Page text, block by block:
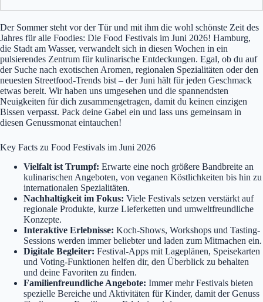
Der Sommer steht vor der Tür und mit ihm die wohl schönste Zeit des
Jahres für alle Foodies: Die Food Festivals im Juni 2026! Hamburg,
die Stadt am Wasser, verwandelt sich in diesen Wochen in ein
pulsierendes Zentrum für kulinarische Entdeckungen. Egal, ob du auf
der Suche nach exotischen Aromen, regionalen Spezialitäten oder den
neuesten Streetfood-Trends bist – der Juni hält für jeden Geschmack
etwas bereit. Wir haben uns umgesehen und die spannendsten
Neuigkeiten für dich zusammengetragen, damit du keinen einzigen
Bissen verpasst. Pack deine Gabel ein und lass uns gemeinsam in
diesen Genussmonat eintauchen!
Key Facts zu Food Festivals im Juni 2026
Vielfalt ist Trumpf: Erwarte eine noch größere Bandbreite an
kulinarischen Angeboten, von veganen Köstlichkeiten bis hin zu
internationalen Spezialitäten.
Nachhaltigkeit im Fokus: Viele Festivals setzen verstärkt auf
regionale Produkte, kurze Lieferketten und umweltfreundliche
Konzepte.
Interaktive Erlebnisse: Koch-Shows, Workshops und Tasting-
Sessions werden immer beliebter und laden zum Mitmachen ein.
Digitale Begleiter: Festival-Apps mit Lageplänen, Speisekarten
und Voting-Funktionen helfen dir, den Überblick zu behalten
und deine Favoriten zu finden.
Familienfreundliche Angebote: Immer mehr Festivals bieten
spezielle Bereiche und Aktivitäten für Kinder, damit der Genuss